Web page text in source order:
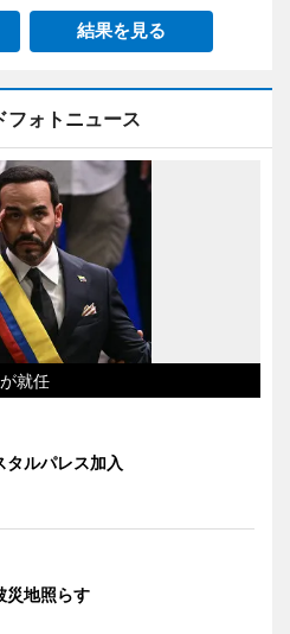
結果を見る
フォトニュース
就任
タルパレス加入
災地照らす